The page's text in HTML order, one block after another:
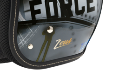
半罩式
雪帽
童帽
配件